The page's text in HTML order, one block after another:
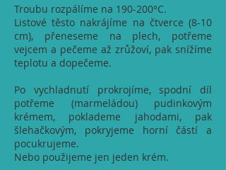
Troubu rozpálíme na 190-200°C.
Listové těsto nakrájíme na čtverce (8-10
cm), přeneseme na plech, potřeme
vejcem a pečeme až zrůžoví, pak snížíme
teplotu a dopečeme.
Po vychladnutí prokrojíme, spodní díl
potřeme (marmeládou) pudinkovým
krémem, poklademe jahodami, pak
šlehačkovým, pokryjeme horní částí a
pocukrujeme.
Nebo použijeme jen jeden krém.